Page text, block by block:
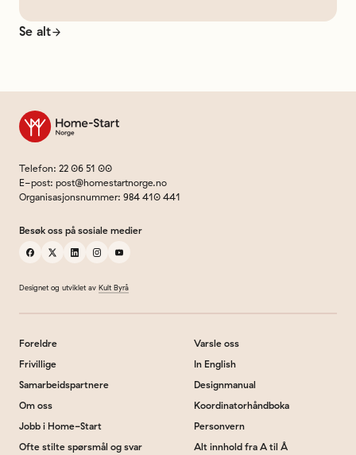
Se alt
Til forsiden
Telefon: 22 06 51 00
E-post: post@homestartnorge.no
Organisasjonsnummer: 984 410 441
Besøk oss på sosiale medier
facebook
x linkedininstagramyoutube
Designet og utviklet av Kult Byrå
Foreldre
Frivillige
Samarbeidspartnere
Om oss
Jobb i Home-Start
Ofte stilte spørsmål og svar
Varsle oss
In English
Designmanual
Koordinatorhåndboka
Personvern
Alt innhold fra A til Å